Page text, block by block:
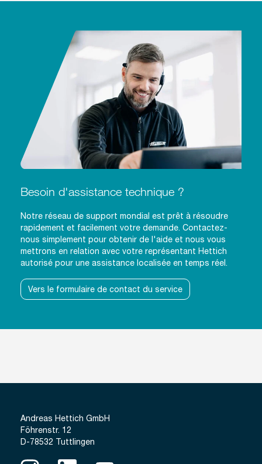
Besoin d'assistance technique ?
Notre réseau de support mondial est prêt à résoudre
rapidement et facilement votre demande. Contactez-
nous simplement pour obtenir de l'aide et nous vous
mettrons en relation avec votre représentant Hettich
autorisé pour une assistance localisée en temps réel.
Vers le formulaire de contact du service
Andreas Hettich GmbH
Föhrenstr. 12
D-78532 Tuttlingen